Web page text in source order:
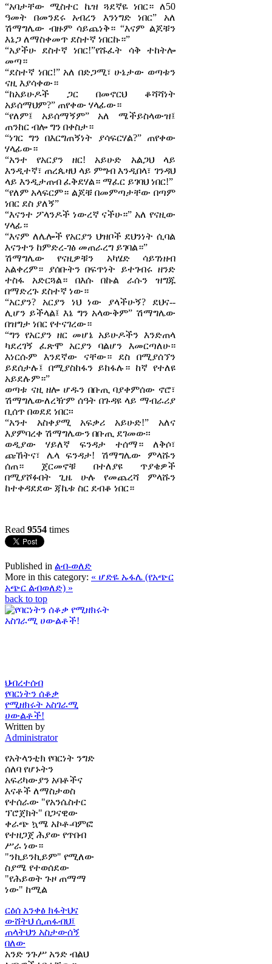
“አባታቸው ሚስተር ኬዝ ጓደኛዬ ነበር። ለ50
ዓመት በመንደሩ አብረን እንነግድ ነበር” አለ
ሽማግሌው ብዙም ሳይጨነቅ። “እናም ልጆቹን
እኔጋ ለማስቀመጥ ደስተኛ ነበርኩ።”
“አያችሁ ደስተኛ ነበር!”የሹፈት ሳቅ ተከትሎ
መጣ።
“ደስተኛ ነበር!” አለ በድጋሚ፣ ሁኔታው ወጣቱን
ናዚ እያሳቀው።
“ከአይሁዶች ጋር በመኖርህ ቆሻሻነት
አይሰማህም?” ጠየቀው ሃላፊው።
“የለም፤ አይሰማኝም” አለ ሜችይስላውዝ፤
ጠንከር ብሎ ግን በቀስታ።
“ነገር ግን በእርግጠኝነት ያሳፍርሃል?” ጠየቀው
ሃላፊው።
“አንተ የአርያን ዘር! አይሁድ አልጋህ ላይ
እንዲተኛ፣ ጠረጴዛህ ላይ ምግብ እንዲበላ፣ ገንዳህ
ላይ እንዲታጠብ ፈቅደሃል። ማፈር ይገባህ ነበር!”
“የለም አላፍርም። ልጆቹ በመምጣታቸው በጣም
ነበር ደስ ያለኝ”
“እናንተ ፖላንዶች ነውረኛ ናችሁ።” አለ የናዚው
ሃላፊ።
“እናም ለሌሎች የአርያን ህዝቦች ደህንነት ሲባል
እናንተን ከምድረ-ገፅ መጠራረግ ይገባል።”
ሽማግሌው የናዚዎቹን አካሄድ ሳይገነዘብ
አልቀረም። ያሰቡትን በፍጥነት ይተገብሩ ዘንድ
ተስፋ አድርጓል። በእሱ በኩል ራሱን ዝግጁ
በማድረጉ ደስተኛ ነው።
“አርያን? አርያን ነህ ነው ያላችሁኝ? ደህና--
ሊሆን ይችላል፤ እኔ ግን አላውቅም” ሽማግሌው
በዝግታ ነበር የተናገረው።
“ግን የአርያን ዘር መሆኔ አይሁዶችን እንድጠላ
ካደረገኝ ፈጽሞ አርያን ባልሆን እመርጣለሁ።
እነርሱም እንደኛው ናቸው። ደስ በሚያሰኘን
ይደሰታሉ፤ በሚያስከፋን ይከፋሉ። ከኛ የተለዩ
አይደሉም።”
ወጣቱ ናዚ ዘሎ ሆዱን በቡጢ ባያቀምሰው ኖሮ፣
ሽማግሌውለረዥም ሰዓት በጉዳዩ ላይ ማብራሪያ
ቢሰጥ በወደደ ነበር፡፡
“አንተ አስቀያሚ አፍቃሪ አይሁድ!” አለና
እያምባረቀ ሽማግሌውን በቡጢ ደገመው፡፡
ወዲያው ሃይለኛ ፍንዳታ ተሰማ። ለቅሶ፣
ጩኸትና፣ ሌላ ፍንዳታ! ሽማግሌው ምላሹን
ሰጠ። ጀርመኖቹ በተለያዩ ጥያቄዎች
በሚያሾፉበት ጊዜ ሁሉ የመጨረሻ ምላሹን
ከተቀዳደደው ጃኬቱ ስር ደብቆ ነበር።
Read 9554 times
Published in ልብ-ወለድ
More in this category: « ሆድዬ ኡፋሌ (የአጭር
አጭር ልብወለድ) »
back to top
ህብረተሰብ
የባርነትን ሰቆቃ
የሚዘክሩት አስገራሚ
ሀውልቶች!
Written by
Administrator
የአትላንቲክ የባርነት ንግድ
ሰለባ የሆኑትን
አፍሪካውያን አባቶችና
እናቶች ለማስታወስ
የተሰራው "የአንሴስተር
ፕሮጀክት" በጋናዊው
ቀራጭ ኳሜ አኮቶ-ባምፎ
የተዘጋጀ ሕያው የጥበብ
ሥራ ነው።
"ንኪይንኪይም" የሚለው
ስያሜ የተወሰደው
"የሕይወት ጉዞ ጠማማ
ነው" ከሚል
ርዕሰ አንቀፅ ክፋትህና
ውሸትህ ሲጠፋብህ፤
ጠላትህን አስታውሰኝ
በለው
አንድ ንጉሥ አንድ ብልህ